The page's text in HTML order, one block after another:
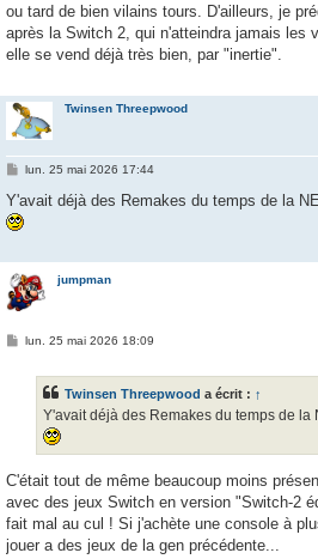
ou tard de bien vilains tours. D'ailleurs, je
après la Switch 2, qui n'atteindra jamais les
elle se vend déjà très bien, par "inertie".
Twinsen Threepwood
M
s
a
lun. 25 mai 2026 17:44
Y'avait déjà des Remakes du temps de la
jumpman
Mlun. 25 mai 2026 18:09
Twinsen Threepwood a écrit : ↑
Y'avait déjà des Remakes du temps de la
C'était tout de même beaucoup moins
avec des jeux Switch en version "Switch-2
fait mal au cul ! Si j'achète une console à
jouer a des jeux de la gen précédente...